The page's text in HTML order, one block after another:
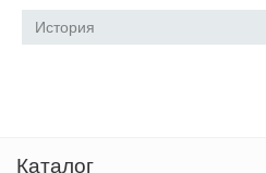
История
Каталог